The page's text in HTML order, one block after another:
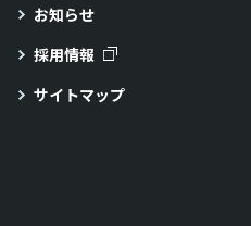
お知らせ
採用情報
サイトマップ